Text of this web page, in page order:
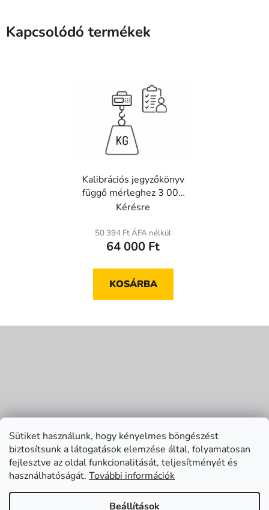
Sütiket használunk, hogy kényelmes böngészést
biztosítsunk a látogatások elemzése által, folyamatosan
fejlesztve az oldal funkcionalitását, teljesítményét és
használhatóságát. További információk
Beállítások
Kapcsolódó termékek
Kalibrációs jegyzőkönyv
függő mérleghez 3 000
kg-ig
Kérésre
50 394 Ft ÁFA nélkül
64 000 Ft
KOSÁRBA
c